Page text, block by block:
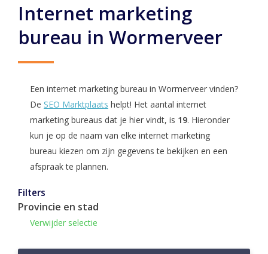
Internet marketing
bureau in Wormerveer
Een internet marketing bureau in Wormerveer vinden?
De SEO Marktplaats helpt! Het aantal internet
marketing bureaus dat je hier vindt, is 19. Hieronder
kun je op de naam van elke internet marketing
bureau kiezen om zijn gegevens te bekijken en een
afspraak te plannen.
Filters
Provincie en stad
Verwijder selectie